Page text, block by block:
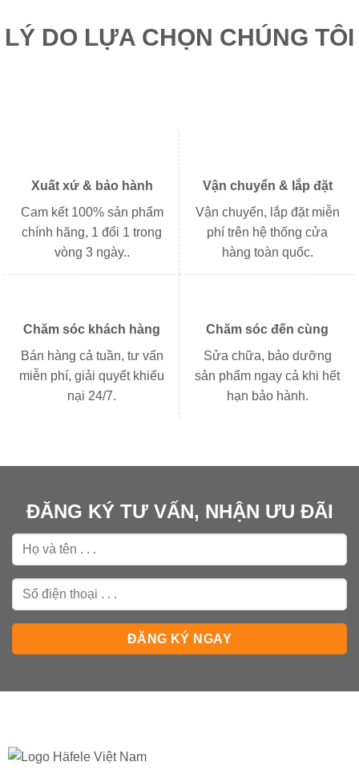
LÝ DO LỰA CHỌN CHÚNG TÔI
Xuất xứ & bảo hành
Cam kết 100% sản phẩm
chính hãng, 1 đổi 1 trong
vòng 3 ngày..
Vận chuyển & lắp đặt
Vận chuyển, lắp đặt miễn
phí trên hệ thống cửa
hàng toàn quốc.
Chăm sóc khách hàng
Bán hàng cả tuần, tư vấn
miễn phí, giải quyết khiếu
nại 24/7.
Chăm sóc đến cùng
Sửa chữa, bảo dưỡng
sản phẩm ngay cả khi hết
hạn bảo hành.
ĐĂNG KÝ TƯ VẤN, NHẬN ƯU ĐÃI